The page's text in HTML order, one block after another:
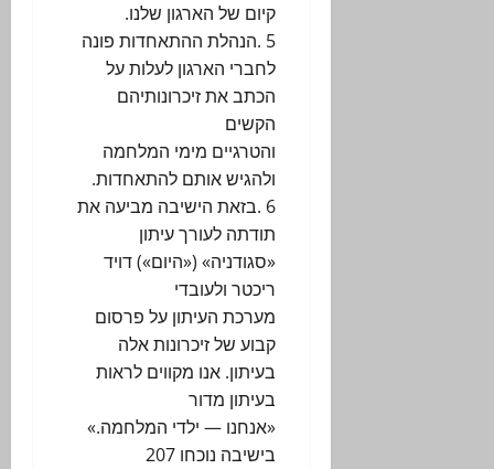
קיום של הארגון שלנו.
5 .הנהלת ההתאחדות פונה
לחברי הארגון לעלות על
הכתב את זיכרונותיהם
הקשים
והטרגיים מימי המלחמה
ולהגיש אותם להתאחדות.
6 .בזאת הישיבה מביעה את
תודתה לעורך עיתון
«סגודניה» («היום») דויד
ריכטר ולעובדי
מערכת העיתון על פרסום
קבוע של זיכרונות אלה
בעיתון. אנו מקווים לראות
בעיתון מדור
«אנחנו — ילדי המלחמה.»
בישיבה נוכחו 207